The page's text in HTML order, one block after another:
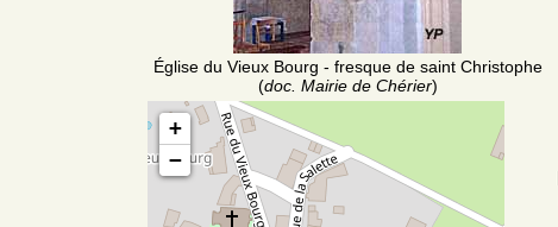
Église du Vieux Bourg - fresque de saint Christophe
(doc. Mairie de Chérier)
+
−